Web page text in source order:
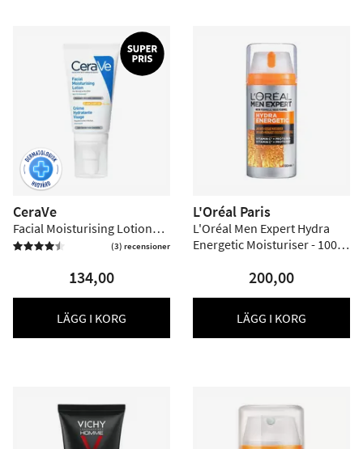
CeraVe
Facial Moisturising Lotion
SPF30 - 52 ml
 (3) recensioner
134,00
LÄGG I KORG
L'Oréal Paris
L'Oréal Men Expert Hydra
Energetic Moisturiser - 100
200,00
LÄGG I KORG